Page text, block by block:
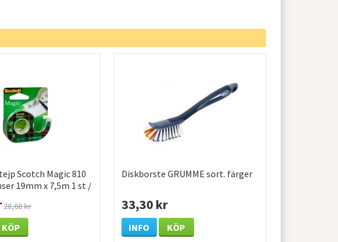
Scotch Magic 810
19mm x 7,5m 1 st /
28,68 kr
KÖP
Diskborste GRUMME sort. färger
33,30 kr
INFO KÖP